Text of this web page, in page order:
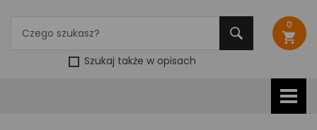
Szukaj także w opisach
0
shopping_cart